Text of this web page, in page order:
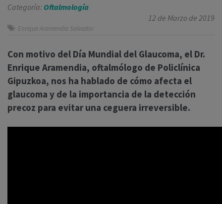
Categoría: Oftalmología
12 de Marzo de 2019
Enrique Aramendia Salvador
Con motivo del Día Mundial del Glaucoma, el Dr.
Enrique Aramendia, oftalmólogo de Policlínica
Gipuzkoa, nos ha hablado de cómo afecta el
glaucoma y de la importancia de la detección
precoz para evitar una ceguera irreversible.